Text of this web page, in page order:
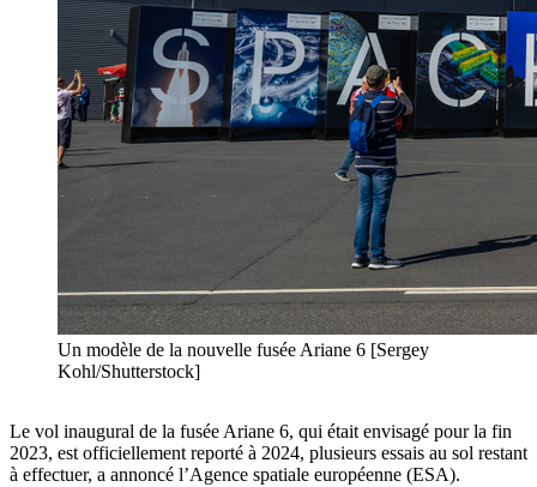
Un modèle de la nouvelle fusée Ariane 6 [Sergey
Kohl/Shutterstock]
Le vol inaugural de la fusée Ariane 6, qui était envisagé pour la fin
2023, est officiellement reporté à 2024, plusieurs essais au sol restant
à effectuer, a annoncé l’Agence spatiale européenne (ESA).